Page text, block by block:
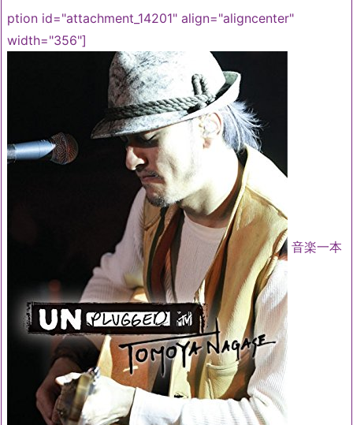
ption id="attachment_14201" align="aligncenter"
width="356"]
音楽一本